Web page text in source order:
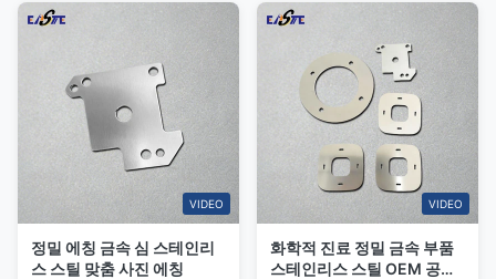
VIDEO
정밀 에칭 금속 심 스테인리
스 스틸 맞춤 사진 에칭
VIDEO
화학적 진료 정밀 금속 부품
스테인리스 스틸 OEM 공급